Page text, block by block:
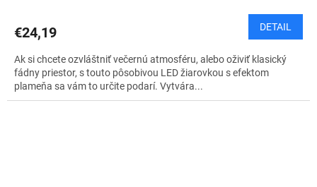
€24,19 DETAIL
Ak si chcete ozvláštniť večernú atmosféru, alebo oživiť klasický
fádny priestor, s touto pôsobivou LED žiarovkou s efektom
plameňa sa vám to určite podarí. Vytvára...